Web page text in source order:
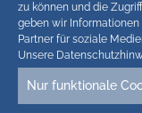
zu können und die
geben wir Informationen
Partner für soziale
Unsere
Nur funktionale
Tags